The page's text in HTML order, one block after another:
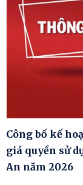
Công bố kế
giá quyền sử
An năm 2026